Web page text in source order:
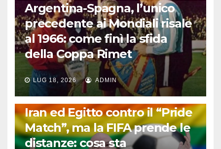
Argentina-Spagna, l’unico
precedente ai Mondiali risale
al 1966: come finì la sfida
della Coppa Rimet
LUG 18, 2026 ADMIN
FUORI DAL CAMPO: CALCIO, GOSSIP E NON SOLO
Iran ed Egitto contro il “Pride
Match”, ma la FIFA prende le
distanze: cosa sta